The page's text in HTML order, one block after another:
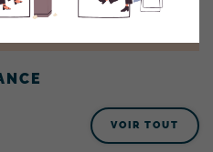
dans pléiade.
VOIR TOUT